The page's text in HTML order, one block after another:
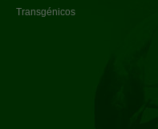
Transgénicos